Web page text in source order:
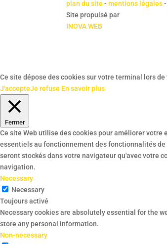
plan du site -mentions légales
Site propulsé par
INOVA WEB
Ce site dépose des cookies sur votre terminal lors
J'accepteJe refuse En savoir plus
Fermer
Ce site Web utilise des cookies pour améliorer votre
essentiels au fonctionnement des fonctionnalités de
seront stockés dans votre navigateur qu'avec votre
navigation.
Necessary
Necessary
Toujours activé
Necessary cookies are absolutely essential for the
store any personal information.
Non-necessary